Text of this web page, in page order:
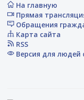
На главную
Прямая
Обращения
Карта сайта
RSS
Версия для